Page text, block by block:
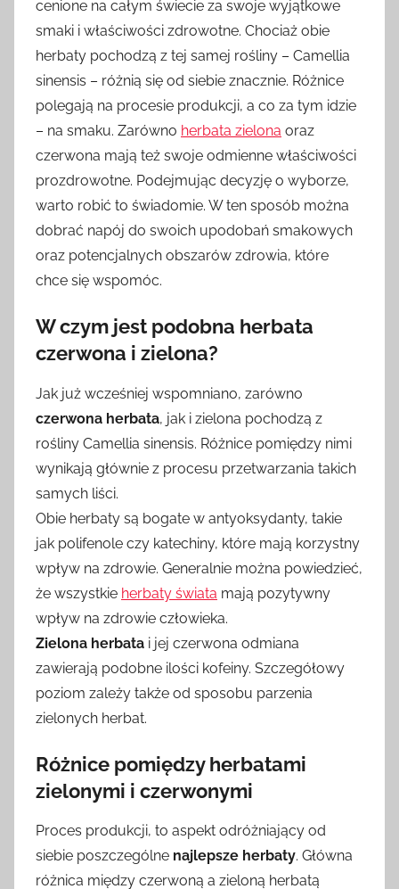
cenione na całym świecie za swoje wyjątkowe
smaki i właściwości zdrowotne. Chociaż obie
herbaty pochodzą z tej samej rośliny – Camellia
sinensis – różnią się od siebie znacznie. Różnice
polegają na procesie produkcji, a co za tym idzie
– na smaku. Zarówno herbata zielona oraz
czerwona mają też swoje odmienne właściwości
prozdrowotne. Podejmując decyzję o wyborze,
warto robić to świadomie. W ten sposób można
dobrać napój do swoich upodobań smakowych
oraz potencjalnych obszarów zdrowia, które
chce się wspomóc.
W czym jest podobna herbata
czerwona i zielona?
Jak już wcześniej wspomniano, zarówno
czerwona herbata, jak i zielona pochodzą z
rośliny Camellia sinensis. Różnice pomiędzy nimi
wynikają głównie z procesu przetwarzania takich
samych liści.
Obie herbaty są bogate w antyoksydanty, takie
jak polifenole czy katechiny, które mają korzystny
wpływ na zdrowie. Generalnie można powiedzieć,
że wszystkie herbaty świata mają pozytywny
wpływ na zdrowie człowieka.
Zielona herbata i jej czerwona odmiana
zawierają podobne ilości kofeiny. Szczegółowy
poziom zależy także od sposobu parzenia
zielonych herbat.
Różnice pomiędzy herbatami
zielonymi i czerwonymi
Proces produkcji, to aspekt odróżniający od
siebie poszczególne najlepsze herbaty. Główna
różnica między czerwoną a zieloną herbatą